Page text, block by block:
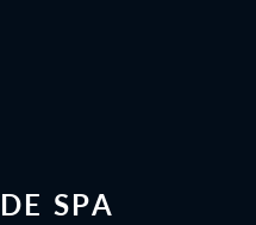
SPA